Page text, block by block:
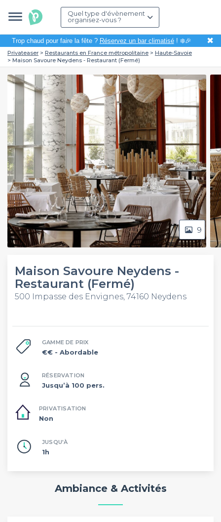
Quel type d'évènement
organisez-vous ?
Trop chaud pour faire la fête ? Réservez un bar climatisé! ❄️🎉 ✖
Privateaser Restaurants en France métropolitaine
Haute-Savoie
Maison Savoure Neydens - Restaurant (Fermé)
9
Maison Savoure Neydens -
Restaurant (Fermé)
500 Impasse des Envignes, 74160 Neydens
GAMME DE PRIX
€€ - Abordable
RÉSERVATION
Jusqu’à 100 pers.
PRIVATISATION
Non
JUSQU'À
1h
Ambiance & Activités